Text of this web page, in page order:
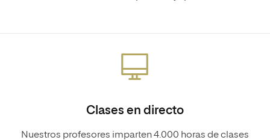
Clases en directo
Nuestros profesores imparten 4.000 horas de clases